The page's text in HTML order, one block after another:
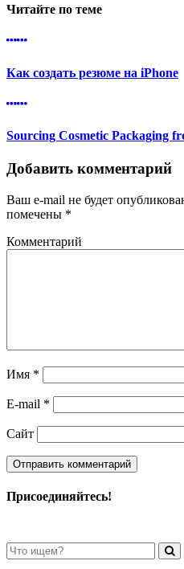
Читайте по теме
Как создать резюме на iPhone
Sourcing Cosmetic Packaging
Добавить комментарий
Ваш e-mail не будет
помечены *
Комментарий
Имя *
E-mail *
Сайт
Присоединяйтесь!